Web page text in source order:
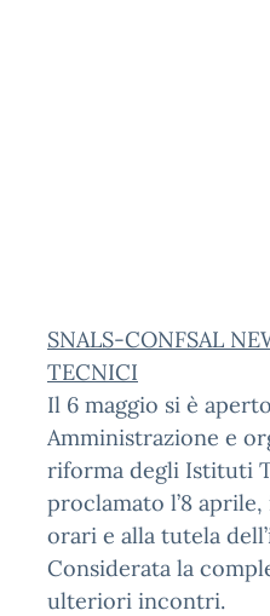
SNALS-CONFSAL
TECNICI
Il 6 maggio si è
Amministrazione e
riforma degli Istituti
proclamato l’8
orari e alla tutela
Considerata la
ulteriori incontri.